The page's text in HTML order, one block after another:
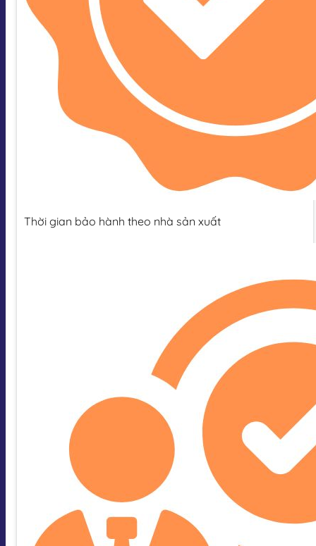
Thời gian bảo hành theo nhà sản xuất